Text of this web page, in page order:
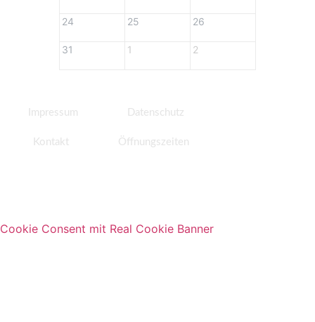
24 25 26
31 1 2
Impressum Datenschutz
Kontakt Öffnungszeiten
Cookie Consent mit Real Cookie Banner